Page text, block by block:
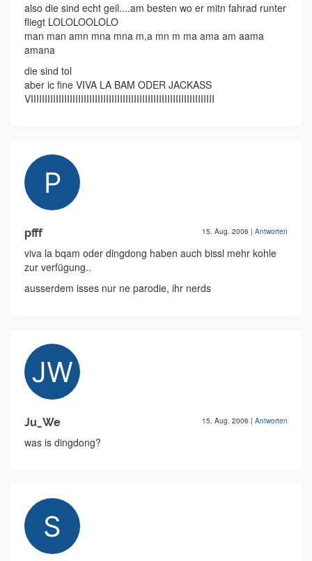
also die sind echt geil....am besten wo er mitn fahrad runter
fliegt LOLOLOOLOLO
man man amn mna mna m,a mn m ma ama am aama
amana
die sind tol
aber ic fine VIVA LA BAM ODER JACKASS
VIIIIIIIIIIIIIIIIIIIIIIIIIIIIIIIIIIIIIIIIIIIIIIIIIIIIIIIIIIIIIIIIII
pfff 15. Aug. 2006 | Antworten
viva la bqam oder dingdong haben auch bissl mehr kohle
zur verfügung..
ausserdem isses nur ne parodie, ihr nerds
Ju_We 15. Aug. 2006 | Antworten
was is dingdong?